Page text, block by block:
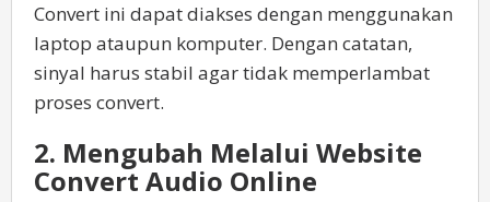
Convert ini dapat diakses dengan menggunakan
laptop ataupun komputer. Dengan catatan,
sinyal harus stabil agar tidak memperlambat
proses convert.
2. Mengubah Melalui Website
Convert Audio Online